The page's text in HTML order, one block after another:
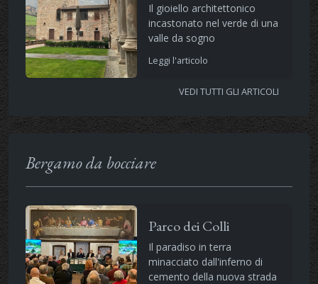
Il gioiello architettonico
incastonato nel verde di una
valle da sogno
Leggi l'articolo
VEDI TUTTI GLI ARTICOLI
Bergamo da bocciare
Parco dei Colli
Il paradiso in terra
minacciato dall'inferno di
cemento della nuova strada